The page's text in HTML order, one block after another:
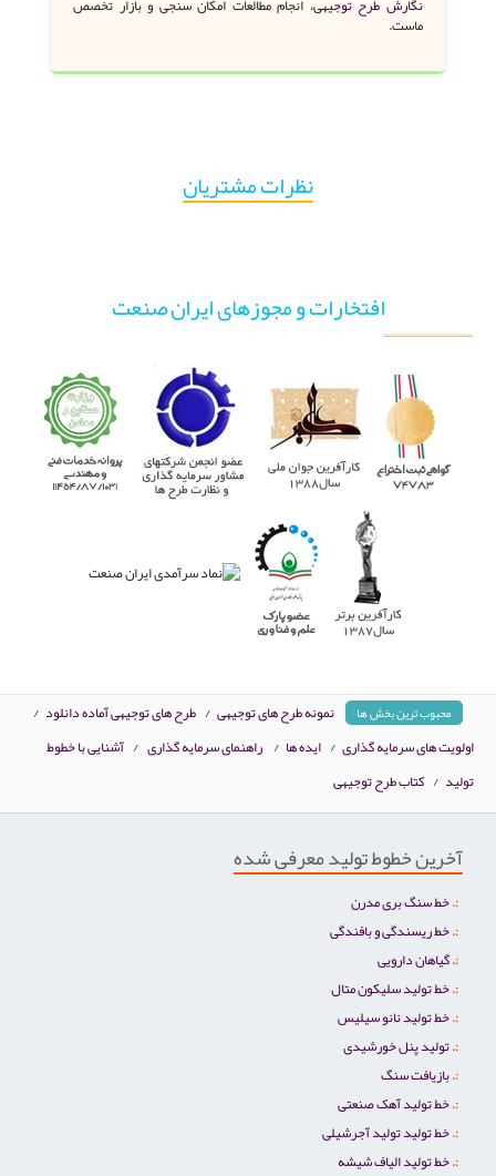
ماست.
نظرات مشتریان
افتخارات و مجوزهای ایران صنعت
محبوب ترین بخش ها نمونه طرح های توجیهی / طرح های توجیهی آماده دانلود /
اولویت های سرمایه گذاری / ایده ها / راهنمای سرمایه گذاری / آشنایی با خطوط
تولید / کتاب طرح توجیهی
آخرین خطوط تولید معرفی شده
خط سنگ بری مدرن
خط ریسندگی و بافندگی
گیاهان دارویی
خط تولید سلیکون متال
خط تولید نانو سیلیس
تولید پنل خورشیدی
بازیافت سنگ
خط تولید آهک صنعتی
خط تولید تولید آجرشیلی
خط تولید الیاف شیشه